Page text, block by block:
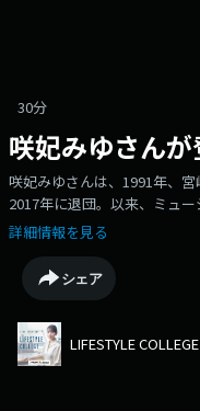
30分
咲妃みゆさんが
咲妃みゆさんは、1991年、
2017年に退団。以来、ミュ
カルにも出演される咲妃さん
ップされています。番組アカ
Instagram📷UR LIFE STLYE
FM802、福岡CROSSFMの
詳細情報を見る
シェア
LIFESTYLE COLLEGE